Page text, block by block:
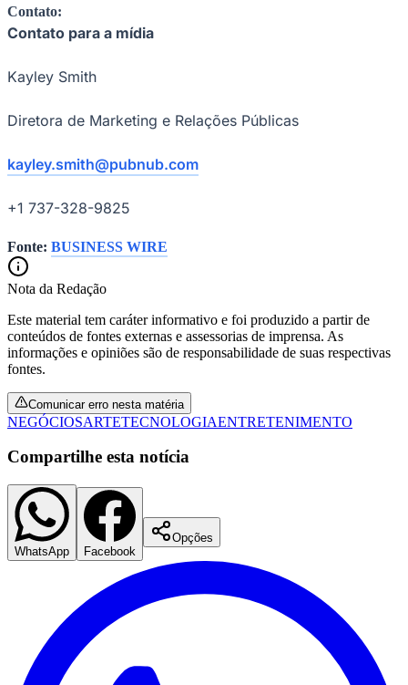
Fluminense
Contato:
Contato para a mídia
Kayley Smith
Diretora de Marketing e Relações Públicas
kayley.smith@pubnub.com
+1 737-328-9825
Fonte: BUSINESS WIRE
Nota da Redação
Este material tem caráter informativo e foi produzido a partir de
conteúdos de fontes externas e assessorias de imprensa. As
informações e opiniões são de responsabilidade de suas respectivas
fontes.
Comunicar erro nesta matéria
NEGÓCIOSARTETECNOLOGIAENTRETENIMENTO
Compartilhe esta notícia
WhatsApp Facebook
Opções